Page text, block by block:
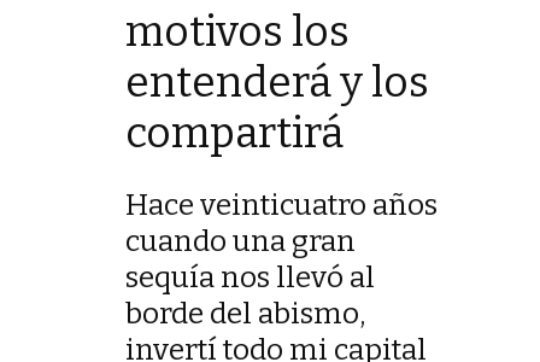
motivos los
entenderá y los
compartirá
Hace veinticuatro años
cuando una gran
sequía nos llevó al
borde del abismo,
invertí todo mi capital